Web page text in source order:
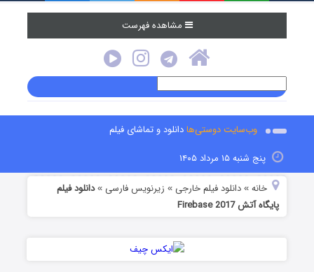
مشاهده فهرست
وب‌سایت دوستی‌هادانلود و تماشای فیلم
پنج شنبه ۱۵ مرداد ۱۴۰۵
خانه »دانلود فیلم خارجی » زیرنویس فارسی »دانلود فیلم
پایگاه آتش Firebase 2017